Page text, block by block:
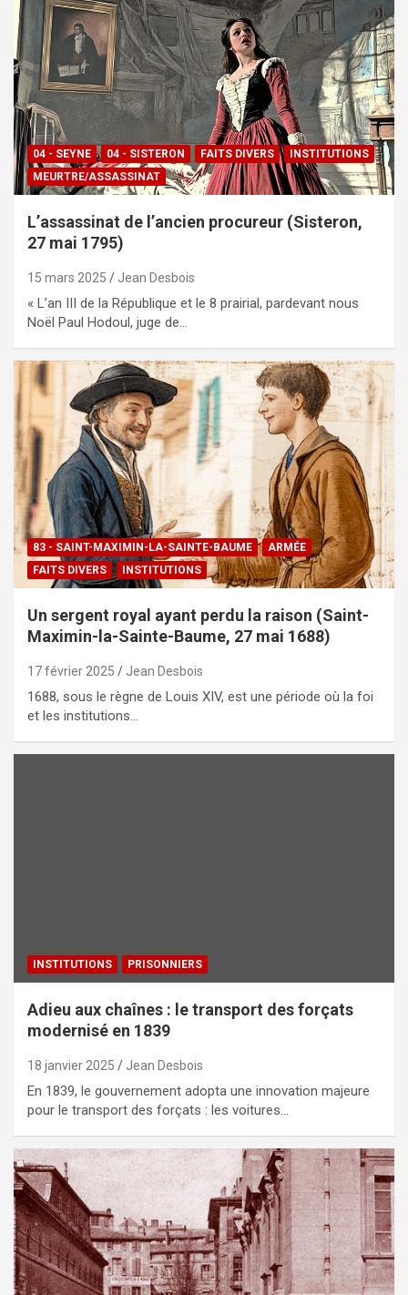
04 - SEYNE 04 - SISTERON FAITS DIVERS
INSTITUTIONS
MEURTRE/ASSASSINAT
L’assassinat de l’ancien procureur (Sisteron,
27 mai 1795)
15 mars 2025 Jean Desbois
« L’an III de la République et le 8 prairial, pardevant nous
Noël Paul Hodoul, juge de…
83 - SAINT-MAXIMIN-LA-SAINTE-BAUME
ARMÉE
FAITS DIVERS
INSTITUTIONS
Un sergent royal ayant perdu la raison (Saint-
Maximin-la-Sainte-Baume, 27 mai 1688)
17 février 2025 Jean Desbois
1688, sous le règne de Louis XIV, est une période où la foi
et les institutions…
INSTITUTIONS PRISONNIERS
Adieu aux chaînes : le transport des forçats
modernisé en 1839
18 janvier 2025 Jean Desbois
En 1839, le gouvernement adopta une innovation majeure
pour le transport des forçats : les voitures…